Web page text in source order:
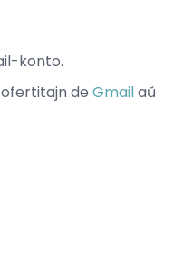
konto.
ofertitajn de Gmailaŭ